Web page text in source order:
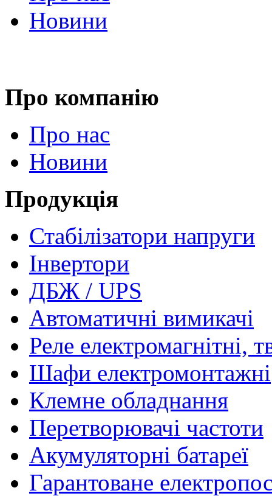
Новини
Про компанію
Про нас
Новини
Продукція
Стабілізатори напруги
Інвертори
ДБЖ / UPS
Автоматичні вимикачі
Реле електромагнітні,
Шафи електромонтажні
Клемне обладнання
Перетворювачі частоти
Акумуляторні батареї
Гарантоване